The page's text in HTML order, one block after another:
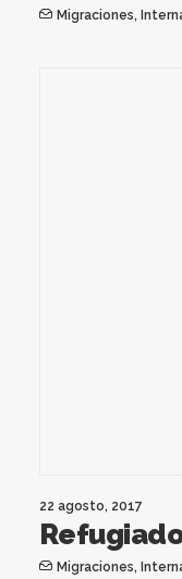
Migraciones,
22 agosto, 2017
Migraciones,